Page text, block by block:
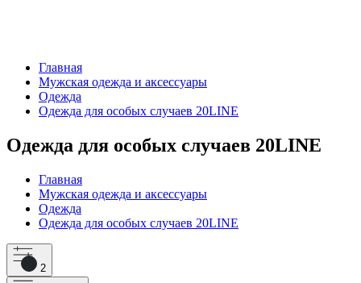
Главная
Мужская одежда и аксессуары
Одежда
Одежда для особых случаев 20LINE
Одежда для особых случаев 20LINE
Главная
Мужская одежда и аксессуары
Одежда
Одежда для особых случаев 20LINE
2